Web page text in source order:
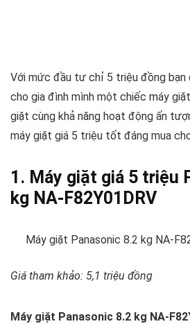
Với mức đầu tư chỉ 5 triệu đồng bạn
cho gia đình mình một chiếc máy
giặt cùng khả năng hoạt động ấn
máy giặt giá 5 triệu tốt đáng mua
1. Máy giặt giá 5 triệu
kg NA-F82Y01DRV
Máy giặt Panasonic 8.2 kg NA-
Giá tham khảo: 5,1 triệu đồng
Máy giặt Panasonic 8.2 kg NA-